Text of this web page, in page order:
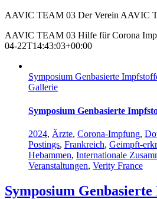
AAVIC TEAM 03 Der Verein AAVIC
AAVIC TEAM 03 Hilfe für Corona
04-22T14:43:03+00:00
Symposium Genbasierte
Gallerie
Symposium Genbasierte
2024, Ärzte, Corona-Impfung,
Postings, Frankreich, Geimpft-
Hebammen, Internationale
Veranstaltungen, Verity France
Symposium